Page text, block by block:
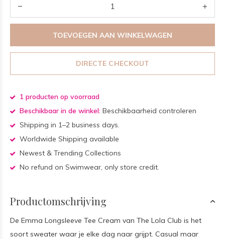
TOEVOEGEN AAN WINKELWAGEN
DIRECTE CHECKOUT
1 producten op voorraad
Beschikbaar in de winkel: Beschikbaarheid controleren
Shipping in 1–2 business days.
Worldwide Shipping available
Newest & Trending Collections
No refund on Swimwear, only store credit.
Productomschrijving
De Emma Longsleeve Tee Cream van The Lola Club is het
soort sweater waar je elke dag naar grijpt. Casual maar